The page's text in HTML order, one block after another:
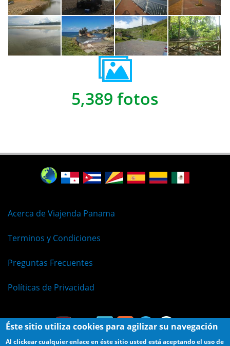
5,389 fotos
Acerca de Viajenda Panama
Terminos y Condiciones
Preguntas Frecuentes
Políticas de Privacidad
Éste sitio utiliza cookies para agilizar su navegación
Al clickear cualquier enlace en éste sitio usted está aceptando el uso de